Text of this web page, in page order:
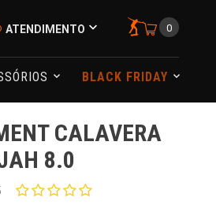
ATENDIMENTO 0
BLACK FRIDAY
CALAVERA
8.0